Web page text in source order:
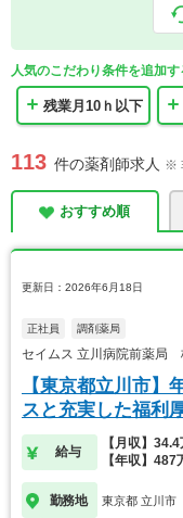
人気のこだわり条件を追加す
残業月10ｈ以下
113 件の薬剤師求人 ※
おすすめ順
更新日：2026年6月18日
正社員 調剤薬局
セイムス 立川病院前薬局
【東京都立川市】
スと充実した福利
給与
【月収】
【年収】
勤務地 東京都 立川市